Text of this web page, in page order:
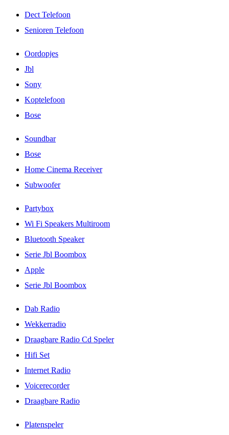
Dect Telefoon
Senioren Telefoon
Oordopjes
Jbl
Sony
Koptelefoon
Bose
Soundbar
Bose
Home Cinema Receiver
Subwoofer
Partybox
Wi Fi Speakers Multiroom
Bluetooth Speaker
Serie Jbl Boombox
Apple
Serie Jbl Boombox
Dab Radio
Wekkerradio
Draagbare Radio Cd Speler
Hifi Set
Internet Radio
Voicerecorder
Draagbare Radio
Platenspeler